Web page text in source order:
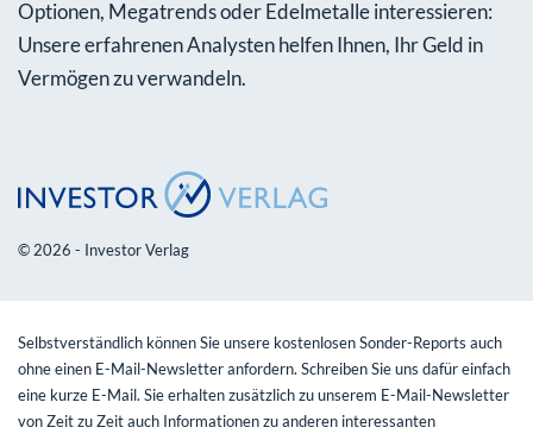
Optionen, Megatrends oder Edelmetalle interessieren:
Unsere erfahrenen Analysten helfen Ihnen, Ihr Geld in
Vermögen zu verwandeln.
© 2026 - Investor Verlag
Selbstverständlich können Sie unsere kostenlosen Sonder-Reports auch
ohne einen E-Mail-Newsletter anfordern. Schreiben Sie uns dafür einfach
eine kurze E-Mail. Sie erhalten zusätzlich zu unserem E-Mail-Newsletter
von Zeit zu Zeit auch Informationen zu anderen interessanten